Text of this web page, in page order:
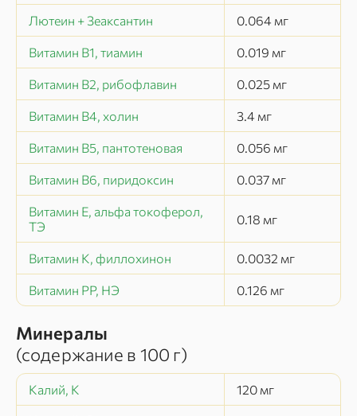
Лютеин + Зеаксантин 0.064 мг
Витамин В1, тиамин 0.019 мг
Витамин В2, рибофлавин 0.025 мг
Витамин В4, холин 3.4 мг
Витамин В5, пантотеновая 0.056 мг
Витамин В6, пиридоксин 0.037 мг
Витамин Е, альфа токоферол,
ТЭ
0.18 мг
Витамин К, филлохинон 0.0032 мг
Витамин РР, НЭ 0.126 мг
Минералы
(содержание в 100 г)
Калий, K 120 мг